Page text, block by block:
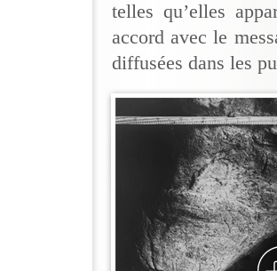
telles qu’elles
accord avec le
diffusées dans les